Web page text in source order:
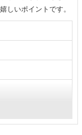
しいポイントです。